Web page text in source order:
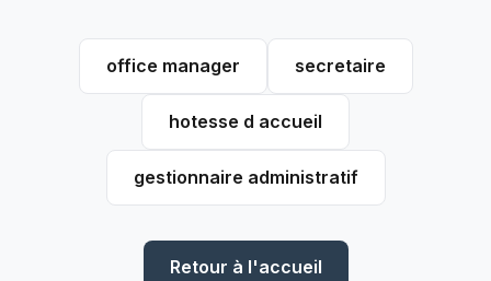
office manager secretaire
hotesse d accueil
gestionnaire administratif
Retour à l'accueil